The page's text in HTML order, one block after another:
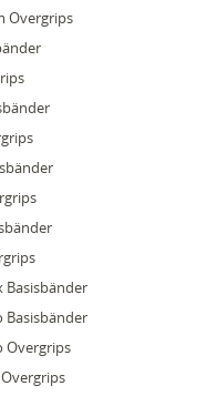
Overgrips
Basisbänder
Basisbänder
Overgrips